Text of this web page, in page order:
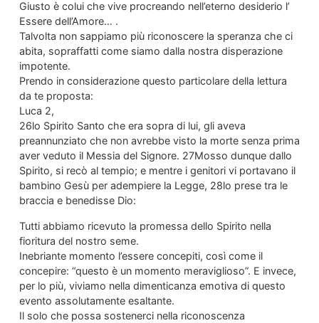
Giusto è colui che vive procreando nell’eterno desiderio l’
Essere dell’Amore… .
Talvolta non sappiamo più riconoscere la speranza che ci
abita, sopraffatti come siamo dalla nostra disperazione
impotente.
Prendo in considerazione questo particolare della lettura
da te proposta:
Luca 2,
26lo Spirito Santo che era sopra di lui, gli aveva
preannunziato che non avrebbe visto la morte senza prima
aver veduto il Messia del Signore. 27Mosso dunque dallo
Spirito, si recò al tempio; e mentre i genitori vi portavano il
bambino Gesù per adempiere la Legge, 28lo prese tra le
braccia e benedisse Dio:
Tutti abbiamo ricevuto la promessa dello Spirito nella
fioritura del nostro seme.
Inebriante momento l’essere concepiti, così come il
concepire: “questo è un momento meraviglioso”. E invece,
per lo più, viviamo nella dimenticanza emotiva di questo
evento assolutamente esaltante.
Il solo che possa sostenerci nella riconoscenza